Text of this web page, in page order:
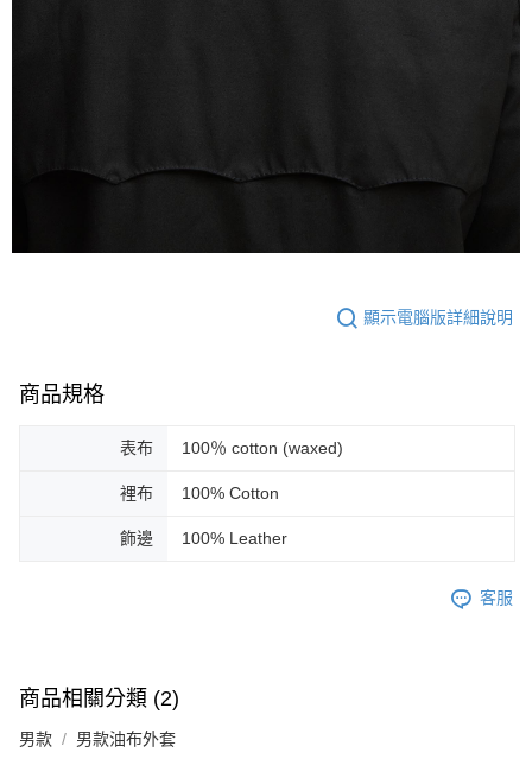
顯示電腦版詳細說明
商品規格
表布 100％ cotton (waxed)
裡布 100% Cotton
飾邊 100% Leather
客服
商品相關分類 (2)
男款 男款油布外套